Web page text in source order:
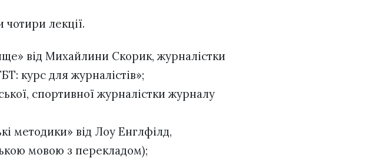
лекції.
від Михайлини Скорик, журналістки
курс для журналістів»;
спортивної журналістки журналу
методики» від Лоу Енглфілд,
мовою з перекладом);